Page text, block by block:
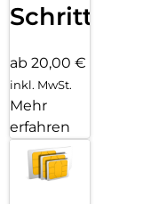
Schritten
ab 20,00 €
inkl. MwSt.
Mehr
erfahren